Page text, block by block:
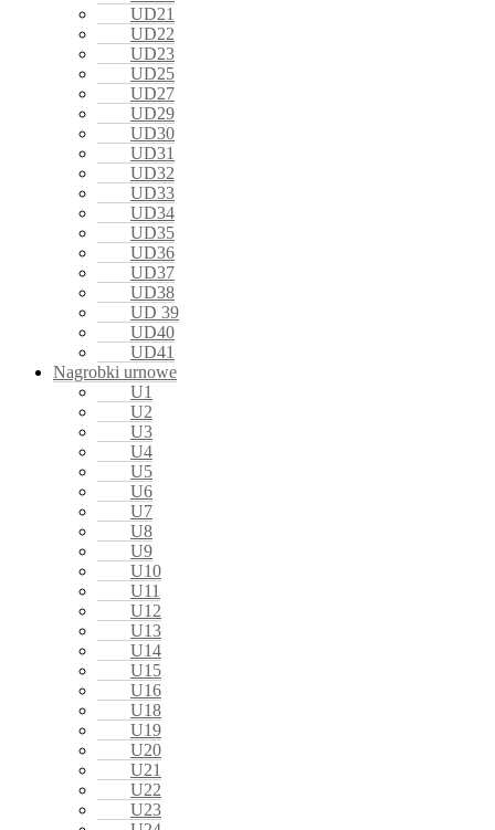
UD21
UD22
UD23
UD25
UD27
UD29
UD30
UD31
UD32
UD33
UD34
UD35
UD36
UD37
UD38
UD 39
UD40
UD41
Nagrobki urnowe
U1
U2
U3
U4
U5
U6
U7
U8
U9
U10
U11
U12
U13
U14
U15
U16
U18
U19
U20
U21
U22
U23